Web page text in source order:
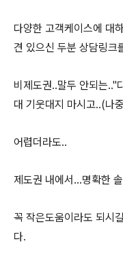
다양한 고객케이스에 대
견 있으신 두분 상담링크
비제도권..말두 안되는.."
대 기웃대지 마시고..(나
어렵더라도..
제도권 내에서...명확한
꼭 작은도움이라도 되시
다.